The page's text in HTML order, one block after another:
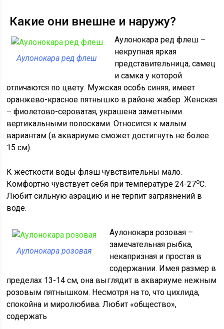
Какие они внешне и наружу?
Аулонокара ред флеш
Аулонокара ред флеш –
некрупная яркая
представительница, самец
и самка у которой
отличаются по цвету. Мужская особь синяя, имеет
оранжево-красное пятнышко в районе жабер. Женская
– фиолетово-сероватая, украшена заметными
вертикальными полосками. Относится к малым
вариантам (в аквариуме сможет достигнуть не более
15 см).
К жесткости воды флэш чувствительны мало.
Комфортно чувствует себя при температуре 24-27оС.
Любит сильную аэрацию и не терпит загрязнений в
воде.
Аулонокара розовая
Аулонокара розовая –
замечательная рыбка,
некапризная и простая в
содержании. Имея размер в
пределах 13-14 см, она выглядит в аквариуме нежным
розовым пятнышком. Несмотря на то, что цихлида,
спокойна и миролюбива. Любит «общество»,
содержать